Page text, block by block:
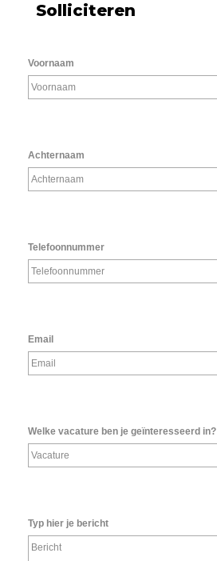
Solliciteren
Voornaam
Achternaam
Telefoonnummer
Email
Welke vacature ben je geïnteresseerd in?
Typ hier je bericht